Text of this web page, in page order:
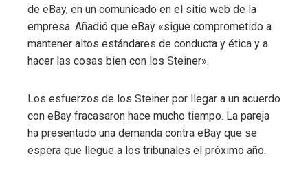
de eBay, en un comunicado en el sitio web de la
empresa. Añadió que eBay «sigue comprometido a
mantener altos estándares de conducta y ética y a
hacer las cosas bien con los Steiner».
Los esfuerzos de los Steiner por llegar a un acuerdo
con eBay fracasaron hace mucho tiempo. La pareja
ha presentado una demanda contra eBay que se
espera que llegue a los tribunales el próximo año.